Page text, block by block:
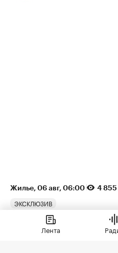
Жилье⁠, 06 авг, 06:00 4 855
ЭКСКЛЮЗИВ
Временное
Лента